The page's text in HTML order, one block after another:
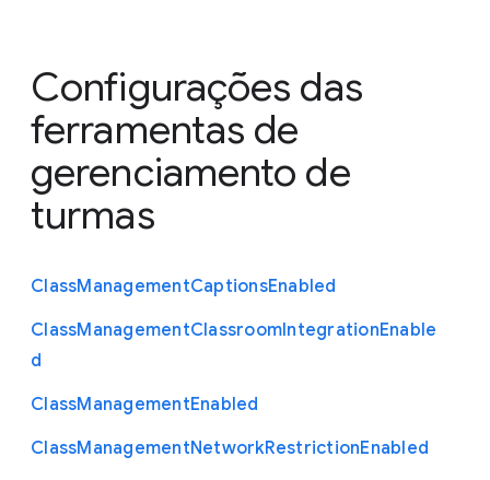
Configurações das
ferramentas de
gerenciamento de
turmas
ClassManagementCaptionsEnabled
ClassManagementClassroomIntegrationEnable
d
ClassManagementEnabled
ClassManagementNetworkRestrictionEnabled